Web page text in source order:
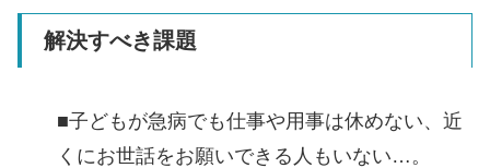
解決すべき課題
■子どもが急病でも仕事や用事は休めない、近
くにお世話をお願いできる人もいない…。